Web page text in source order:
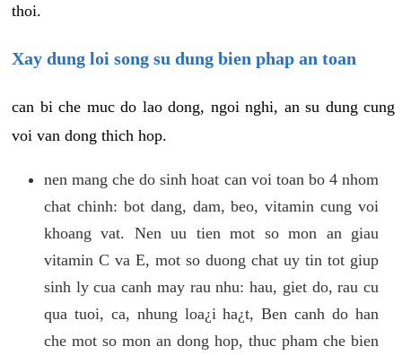
thoi.
Xay dung loi song su dung bien phap an toan
can bi che muc do lao dong, ngoi nghi, an su dung cung
voi van dong thich hop.
nen mang che do sinh hoat can voi toan bo 4 nhom
chat chinh: bot dang, dam, beo, vitamin cung voi
khoang vat. Nen uu tien mot so mon an giau
vitamin C va E, mot so duong chat uy tin tot giup
sinh ly cua canh may rau nhu: hau, giet do, rau cu
qua tuoi, ca, nhung loa¿i ha¿t, Ben canh do han
che mot so mon an dong hop, thuc pham che bien